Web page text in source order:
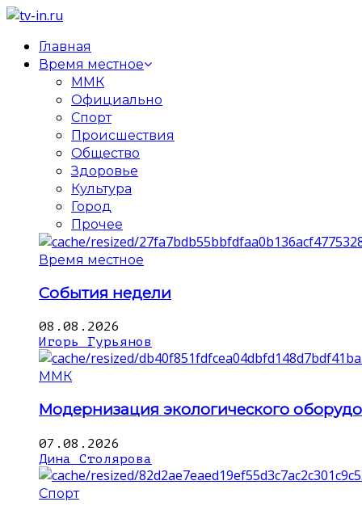
Главная
Время местное
ММК
Официально
Спорт
Происшествия
Общество
Здоровье
Культура
Город
Прочее
Время местное
События недели
08.08.2026
Игорь Гурьянов
ММК
Модернизация экологического
07.08.2026
Дина Столярова
Спорт